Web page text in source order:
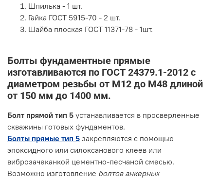
Шпилька - 1 шт.
Гайка ГОСТ 5915-70 - 2 шт.
Шайба плоская ГОСТ 11371-78 - 1шт.
Болты фундаментные прямые
изготавливаются по ГОСТ 24379.1-2012 с
диаметром резьбы от М12 до М48 длиной
от 150 мм до 1400 мм.
Болт прямой тип 5 устанавливается в просверленные
скважины готовых фундаментов.
Болты прямые тип 5 закрепляются с помощью
эпоксидного или силоксанового клеев или
виброзачеканкой цементно-песчаной смесью.
Возможно изготовление болтов анкерных